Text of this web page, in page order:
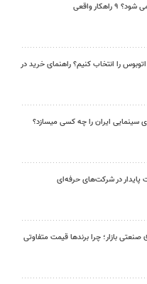
واقعی
را انتخاب کنیم؟ راهنمای خرید در
سینمایی ایران را چه کسی میسازد؟
پایدار در شرکت‌های حرفه‌ای
بازار؛ چرا برندها قیمت متفاوتی